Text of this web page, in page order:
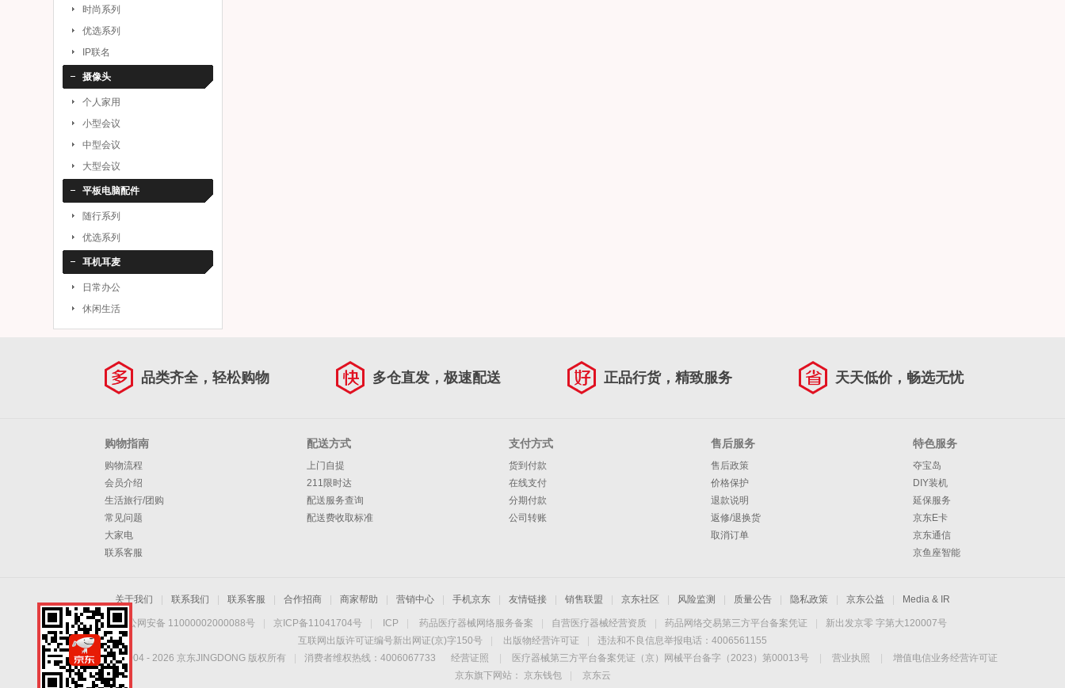
时尚系列
优选系列
IP联名
摄像头
个人家用
小型会议
中型会议
大型会议
平板电脑配件
随行系列
优选系列
耳机耳麦
日常办公
休闲生活
品类齐全，轻松购物 多仓直发，极速配送 正品行货，精致服务 天天低价，畅选无忧
购物指南
购物流程
会员介绍
生活旅行/团购
常见问题
大家电
联系客服
配送方式
上门自提
211限时达
配送服务查询
配送费收取标准
支付方式
货到付款
在线支付
分期付款
公司转账
售后服务
售后政策
价格保护
退款说明
返修/退换货
取消订单
特色服务
夺宝岛
DIY装机
延保服务
京东E卡
京东通信
京鱼座智能
关于我们 联系我们 联系客服 合作招商 商家帮助 营销中心 手机京东 友情链接 销售联盟 京东社区 风险监测 质量公告 隐私政策 京东公益 Media & IR
京公网安备 11000002000088号 京ICP备11041704号 ICP 药品医疗器械网络服务备案 自营医疗器械经营资质 药品网络交易第三方平台备案凭证
新出发京零 字第大120007号
互联网出版许可证编号新出网证(京)字150号
出版物经营许可证
违法和不良信息举报电话：4006561155
Copyright © 2004 - 2026 京东JINGDONG 版权所有 消费者维权热线：4006067733 经营证照 医疗器械第三方平台备案凭证（京）网械平台备字（2023）第00013号 营业执照
增值电信业务经营许可证
京东旗下网站：
京东钱包
京东云